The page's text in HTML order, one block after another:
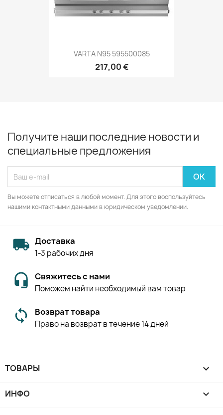
VARTA N95 595500085
217,00 €
Получите наши последние новости и
специальные предложения
Вы можете отписаться в любой момент. Для этого воспользуйтесь
нашими контактными данными в юридическом уведомлении.
Доставка
1-3 рабочих дня
Свяжитесь с нами
Поможем найти необходимый вам товар
Возврат товара
Право на возврат в течение 14 дней
ТОВАРЫ 
ИНФО 